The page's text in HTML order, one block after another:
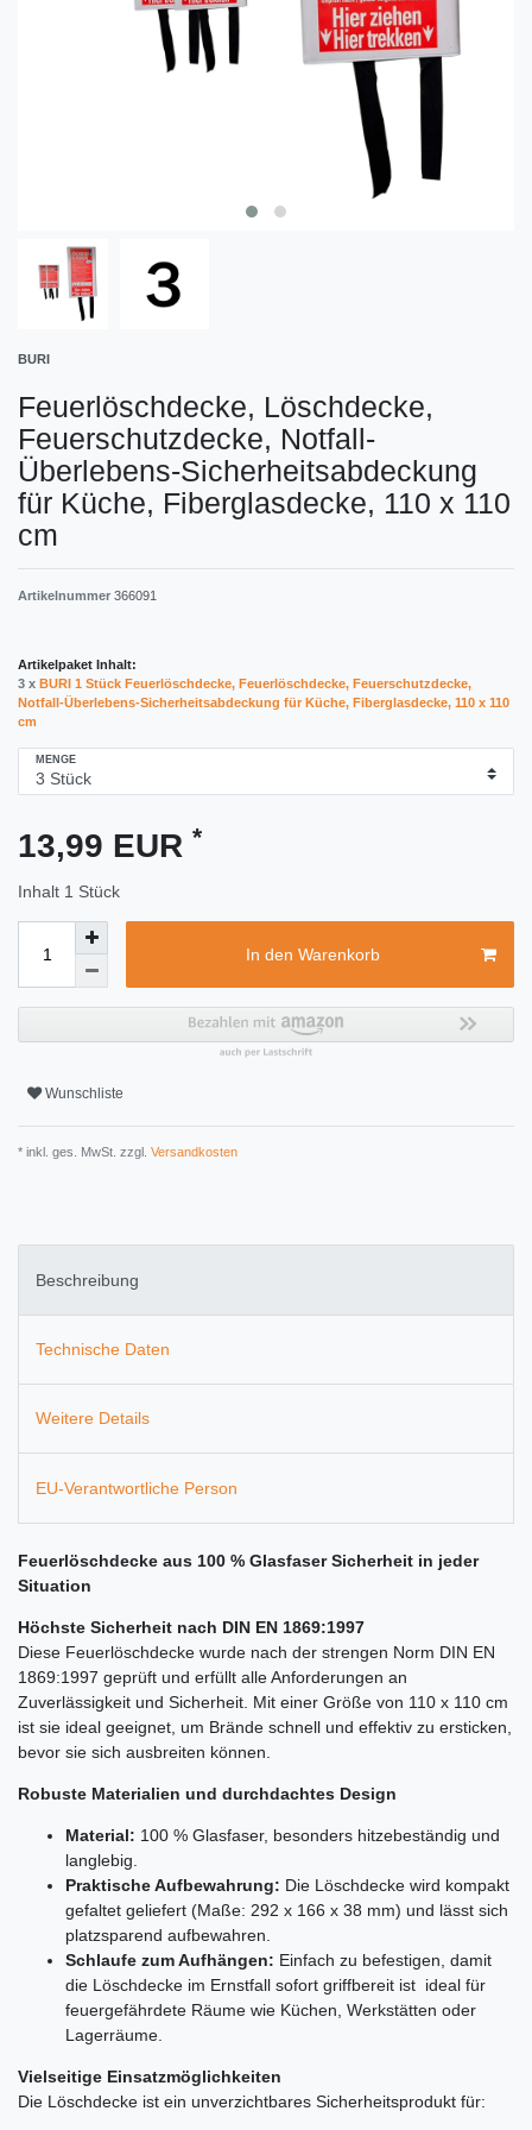
BURI
Feuerlöschdecke, Löschdecke,
Feuerschutzdecke, Notfall-
Überlebens-Sicherheitsabdeckung
für Küche, Fiberglasdecke, 110 x 110
cm
Artikelnummer 366091
Artikelpaket Inhalt:
3 x BURI 1 Stück Feuerlöschdecke, Feuerlöschdecke, Feuerschutzdecke,
Notfall-Überlebens-Sicherheitsabdeckung für Küche, Fiberglasdecke, 110 x 110
cm
MENGE
13,99 EUR *
Inhalt 1 Stück
In den Warenkorb
Wunschliste
* inkl. ges. MwSt. zzgl. Versandkosten
Beschreibung
Technische Daten
Weitere Details
EU-Verantwortliche Person
Feuerlöschdecke aus 100 % Glasfaser Sicherheit in jeder
Situation
Höchste Sicherheit nach DIN EN 1869:1997
Diese Feuerlöschdecke wurde nach der strengen Norm DIN EN
1869:1997 geprüft und erfüllt alle Anforderungen an
Zuverlässigkeit und Sicherheit. Mit einer Größe von 110 x 110 cm
ist sie ideal geeignet, um Brände schnell und effektiv zu ersticken,
bevor sie sich ausbreiten können.
Robuste Materialien und durchdachtes Design
Material: 100 % Glasfaser, besonders hitzebeständig und
langlebig.
Praktische Aufbewahrung: Die Löschdecke wird kompakt
gefaltet geliefert (Maße: 292 x 166 x 38 mm) und lässt sich
platzsparend aufbewahren.
Schlaufe zum Aufhängen: Einfach zu befestigen, damit
die Löschdecke im Ernstfall sofort griffbereit ist  ideal für
feuergefährdete Räume wie Küchen, Werkstätten oder
Lagerräume.
Vielseitige Einsatzmöglichkeiten
Die Löschdecke ist ein unverzichtbares Sicherheitsprodukt für: